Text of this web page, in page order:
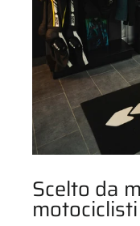
Scelto da
motociclisti